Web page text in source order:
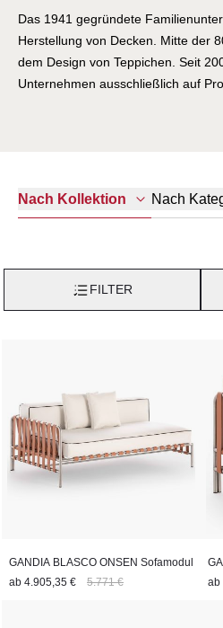
Das 1941 gegründete
Herstellung von Decken. Mitte der
dem Design von Teppichen. Seit
Unternehmen ausschließlich auf
Geschäfte und Showrooms. Die
Unter den Neuheiten des Jahres ist
hervorzuheben; als Fortsetzung
in Teakholz. Besondere
zeitlose architektonische
Silvestre, sowie die Outdoor-
Gandía-Blasco, die um Hocker,
erweitert wurde.
Nach Kollektion Nach
FILTER
GANDIA BLASCO ONSEN Sofamodul
ab 4.905,35 € 5.771 €
ab